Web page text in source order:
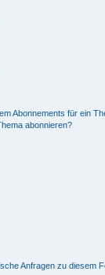
Abonnements für ein
abonnieren?
Anfragen zu diesem